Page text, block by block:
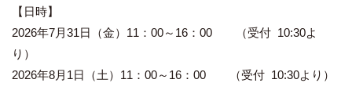
【日時】
2026年7月31日（金）11：00～16：00 （受付 10:30よ
り）
2026年8月1日（土）11：00～16：00 （受付 10:30より）